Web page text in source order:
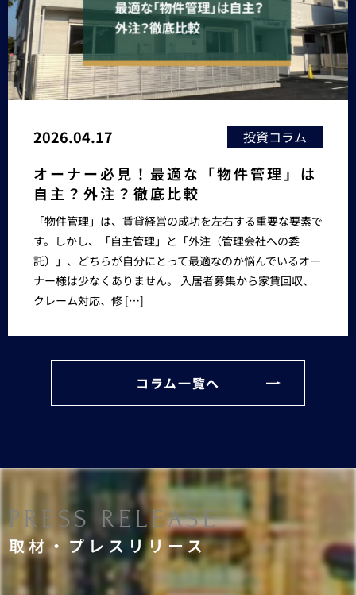
2026.04.17 投資コラム
オーナー必見！最適な「物件管理」は
自主？外注？徹底比較
「物件管理」は、賃貸経営の成功を左右する重要な要素で
す。しかし、「自主管理」と「外注（管理会社への委
託）」、どちらが自分にとって最適なのか悩んでいるオー
ナー様は少なくありません。 入居者募集から家賃回収、
クレーム対応、修 […]
コラム一覧へ
PRESS RELEASE
取材・プレスリリース